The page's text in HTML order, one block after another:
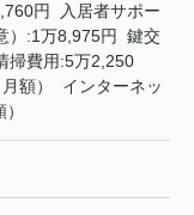
円 入居者サポー
）:1万8,975円 鍵交
掃費用:5万2,250
額） インターネッ